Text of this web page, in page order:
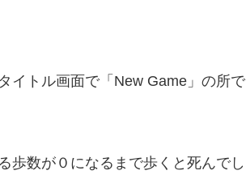
イトル画面で「New Game」の所で
数が０になるまで歩くと死んでし